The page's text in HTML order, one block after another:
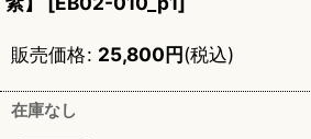
販売価格: 25,800円(税込)
在庫なし